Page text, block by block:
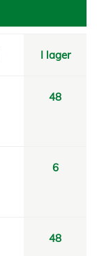
I lager
48
6
48